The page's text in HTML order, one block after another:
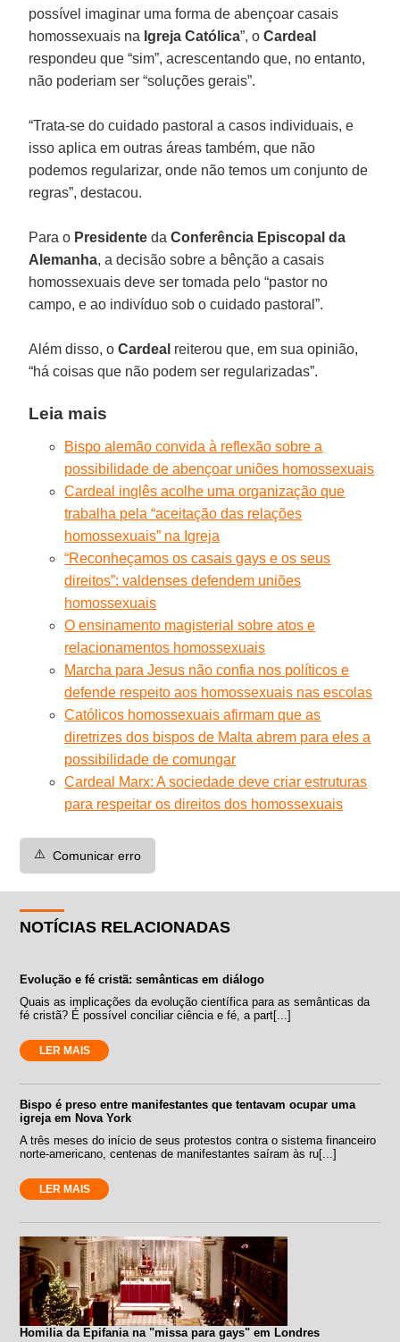
possível imaginar uma forma de abençoar casais
homossexuais na Igreja Católica”, oCardeal
respondeu que “sim”, acrescentando que, no entanto,
não poderiam ser “soluções gerais”.
“Trata-se do cuidado pastoral a casos individuais, e
isso aplica em outras áreas também, que não
podemos regularizar, onde não temos um conjunto de
regras”, destacou.
Para o Presidente daConferência Episcopal da
Alemanha, a decisão sobre a bênção a casais
homossexuais deve ser tomada pelo “pastor no
campo, e ao indivíduo sob o cuidado pastoral”.
Além disso, oCardeal reiterou que, em sua opinião,
“há coisas que não podem ser regularizadas”.
Leia mais
Bispo alemão convida à reflexão sobre a
possibilidade de abençoar uniões homossexuais
Cardeal inglês acolhe uma organização que
trabalha pela “aceitação das relações
homossexuais” na Igreja
“Reconheçamos os casais gays e os seus
direitos”: valdenses defendem uniões
homossexuais
O ensinamento magisterial sobre atos e
relacionamentos homossexuais
Marcha para Jesus não confia nos políticos e
defende respeito aos homossexuais nas escolas
Católicos homossexuais afirmam que as
diretrizes dos bispos de Malta abrem para eles a
possibilidade de comungar
Cardeal Marx: A sociedade deve criar estruturas
para respeitar os direitos dos homossexuais
⚠️ Comunicar erro
NOTÍCIAS RELACIONADAS
Evolução e fé cristã: semânticas em diálogo
Quais as implicações da evolução científica para as semânticas da
fé cristã? É possível conciliar ciência e fé, a part[...]
LER MAIS
Bispo é preso entre manifestantes que tentavam ocupar uma
igreja em Nova York
A três meses do início de seus protestos contra o sistema financeiro
norte-americano, centenas de manifestantes saíram às ru[...]
LER MAIS
Homilia da Epifania na "missa para gays" em Londres